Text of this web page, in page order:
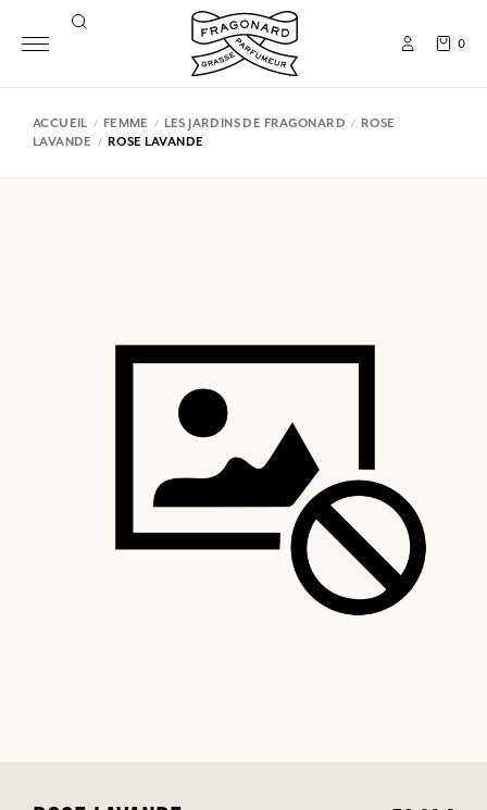
0
ACCUEIL FEMME LES JARDINS DE FRAGONARD
ROSE
LAVANDE
ROSE LAVANDE